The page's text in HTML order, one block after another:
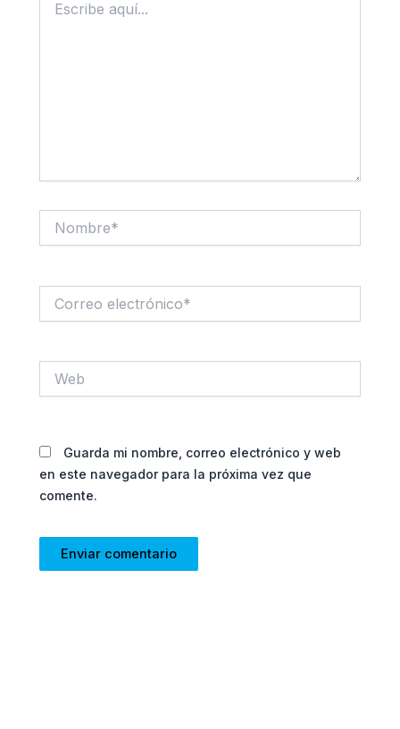
aquí...
electrónico*
Guarda mi nombre, correo electrónico y web
en este navegador para la próxima vez que
comente.